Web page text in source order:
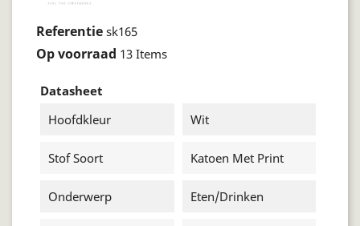
Referentie sk165
Op voorraad 13 Items
Datasheet
Hoofdkleur
Wit
Stof Soort Katoen Met Print
Onderwerp Eten/drinken